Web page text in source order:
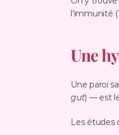
l'immunité
Une
Une paroi
gut) — est
Les études